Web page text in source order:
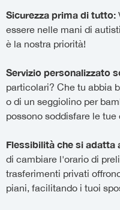
Sicurezza prima di tutto:
essere nelle mani di
è la nostra priorità!
Servizio personalizzato
particolari? Che tu abbia
o di un seggiolino per
possono soddisfare le tue
Flessibilità che si adatta
di cambiare l'orario di
trasferimenti privati
piani, facilitando i tuoi